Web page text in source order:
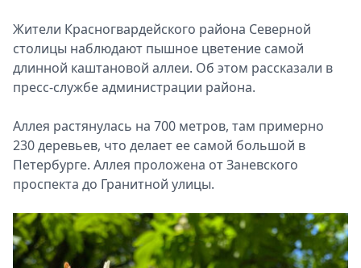
Выборы
2026
Скачай
Metro
Жители Красногвардейского района Северной
столицы наблюдают пышное цветение самой
длинной каштановой аллеи. Об этом рассказали в
пресс-службе администрации района.
Аллея растянулась на 700 метров, там примерно
230 деревьев, что делает ее самой большой в
Петербурге. Аллея проложена от Заневского
проспекта до Гранитной улицы.